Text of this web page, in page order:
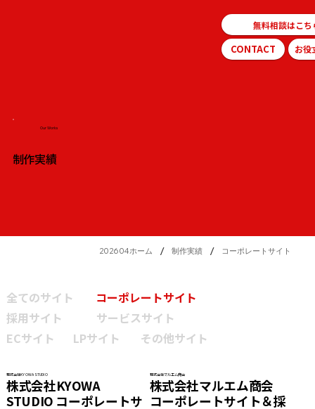
無料相談はこち
CONTACT お役
Our Works
制作実績
202604ホーム / 制作実績 / コーポレートサイト
全てのサイト
コーポレートサイト
採用サイト
サービスサイト
ECサイト
LPサイト その他サイト
株式会社KYOWA STUDIO
株式会社KYOWA
STUDIO コーポレートサ
株式会社マルエム商会
株式会社マルエム商会
コーポレートサイト＆採